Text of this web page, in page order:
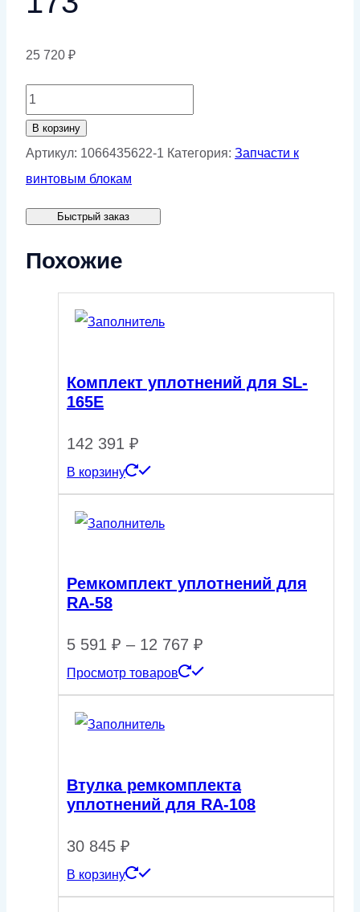
25 720 ₽
Количество
товара
Втулка
ремкомплекта
для
RA-
В корзину
Артикул: 1066435622-1 Категория: Запчасти к
винтовым блокам
Быстрый заказ
Похожие
Комплект уплотнений для SL-
165E
142 391 ₽
В корзину
Ремкомплект уплотнений для
RA-58
5 591 ₽ – 12 767 ₽
12
Просмотр товаров
Втулка ремкомплекта
уплотнений для RA-108
30 845 ₽
В корзину